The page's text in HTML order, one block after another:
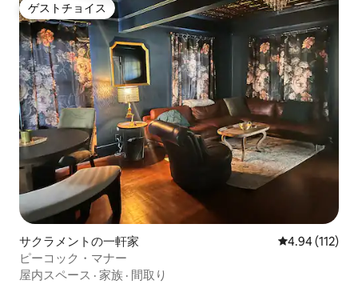
ゲストチョイス
ゲストチョイス
サクラメントの一軒家 レビュー112
4.94 (112)
ピーコック・マナー
屋内スペース · 家族 · 間取り